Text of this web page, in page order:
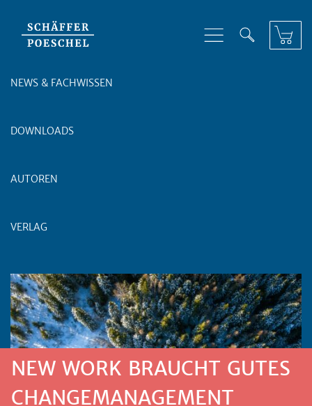
NEWS & FACHWISSEN
DOWNLOADS
AUTOREN
VERLAG
NEW WORK BRAUCHT GUTES
CHANGEMANAGEMENT